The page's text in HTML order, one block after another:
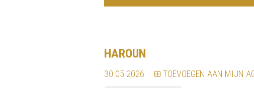
HAROUN
30.05.2026 TOEVOEGEN AAN MIJN